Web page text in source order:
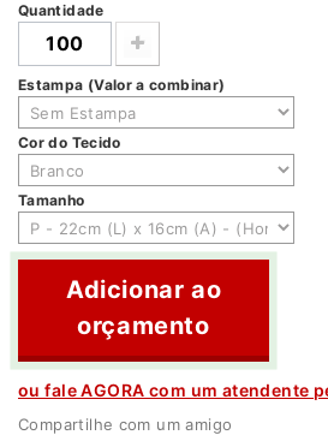
Quantidade
Estampa (Valor a combinar)
Cor do Tecido
Tamanho
Adicionar ao
orçamento
ou fale AGORA com um atendente
Compartilhe com um amigo